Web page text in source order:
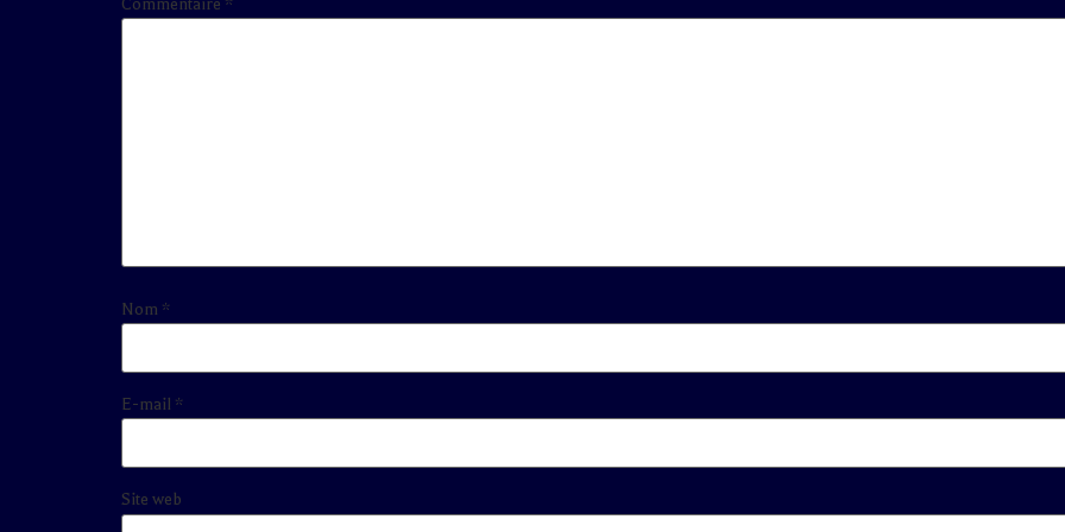
Commentaire *
Nom *
E-mail *
Site web